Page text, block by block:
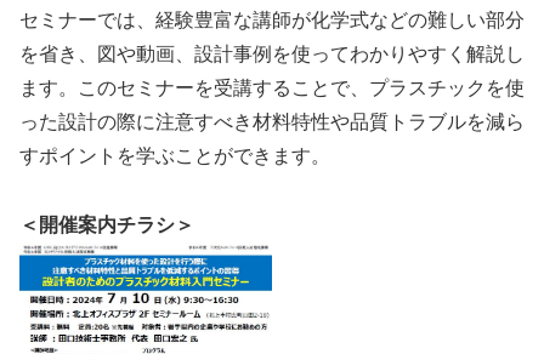
セミナーでは、経験豊富な講師が化学式などの難しい部分
を省き、図や動画、設計事例を使ってわかりやすく解説し
ます。このセミナーを受講することで、プラスチックを使
った設計の際に注意すべき材料特性や品質トラブルを減ら
すポイントを学ぶことができます。
＜開催案内チラシ＞